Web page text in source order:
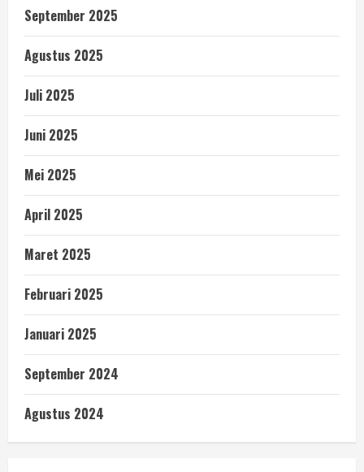
September 2025
Agustus 2025
Juli 2025
Juni 2025
Mei 2025
April 2025
Maret 2025
Februari 2025
Januari 2025
September 2024
Agustus 2024